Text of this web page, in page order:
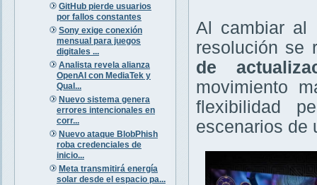
GitHub pierde usuarios
por fallos constantes
Sony exige conexión
mensual para juegos
digitales ...
Analista revela alianza
OpenAI con MediaTek y
Qual...
Nuevo sistema genera
errores intencionales en
corr...
Nuevo ataque BlobPhish
roba credenciales de
inicio...
Meta transmitirá energía
solar desde el espacio pa...
Al cambiar al
resolución se
de
movimiento
flexibilidad
escenarios de